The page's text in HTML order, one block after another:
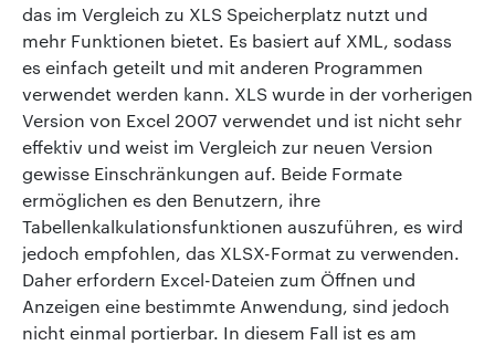
das im Vergleich zu XLS Speicherplatz nutzt und
mehr Funktionen bietet. Es basiert auf XML, sodass
es einfach geteilt und mit anderen Programmen
verwendet werden kann. XLS wurde in der vorherigen
Version von Excel 2007 verwendet und ist nicht sehr
effektiv und weist im Vergleich zur neuen Version
gewisse Einschränkungen auf. Beide Formate
ermöglichen es den Benutzern, ihre
Tabellenkalkulationsfunktionen auszuführen, es wird
jedoch empfohlen, das XLSX-Format zu verwenden.
Daher erfordern Excel-Dateien zum Öffnen und
Anzeigen eine bestimmte Anwendung, sind jedoch
nicht einmal portierbar. In diesem Fall ist es am